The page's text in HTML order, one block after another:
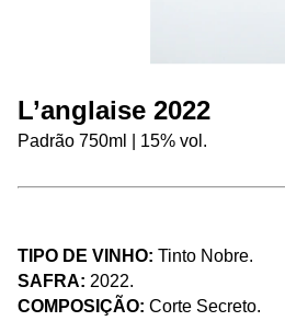
L’anglaise 2022
Padrão 750ml | 15% vol.
TIPO DE VINHO: Tinto Nobre.
SAFRA: 2022.
COMPOSIÇÃO: Corte Secreto.